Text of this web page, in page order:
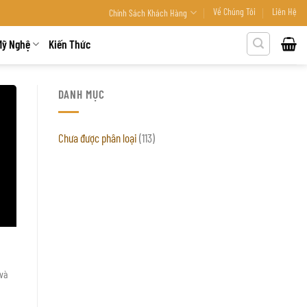
Chính Sách Khách Hàng Về Chúng Tôi Liên Hệ
Nghệ Kiến Thức
DANH MỤC
Chưa được phân loại (113)